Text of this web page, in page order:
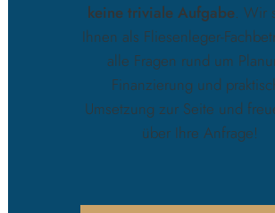
keine triviale Aufgabe. Wir
Ihnen als Fliesenleger-
alle Fragen rund um
Finanzierung und
Umsetzung zur Seite und
über Ihre Anfrage!